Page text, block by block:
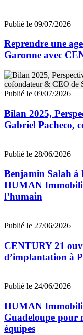
Publié le 09/07/2026
Reprendre une
Garonne avec
Publié le 09/07/2026
Bilan 2025,
Gabriel Pacheco,
Publié le 28/06/2026
Benjamin Salah à
HUMAN
l’humain
Publié le 27/06/2026
CENTURY 21
d’implantation à
Publié le 24/06/2026
HUMAN
Guadeloupe pour
équipes